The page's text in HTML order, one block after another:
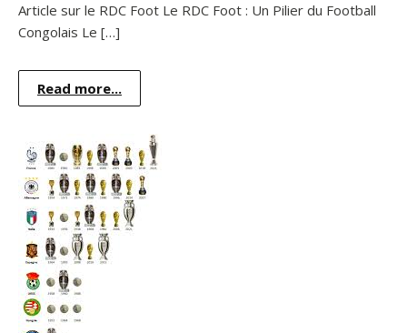
Article sur le RDC Foot Le RDC Foot : Un Pilier du Football
Congolais Le […]
Read more...